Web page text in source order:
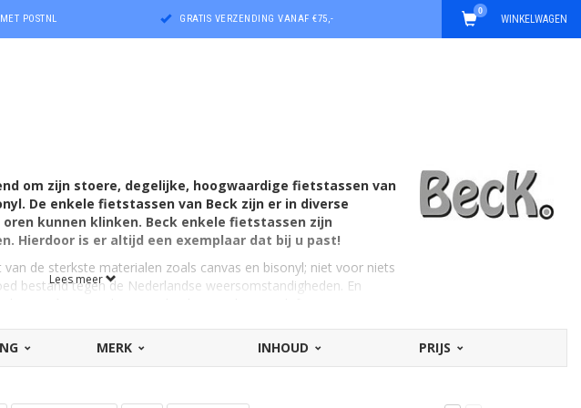
POSTNL GRATIS VERZENDING VANAF €75,- WINKELWAGEN
0
om zijn stoere, degelijke, hoogwaardige fietstassen van
De enkele fietstassen van Beck zijn er in diverse
kunnen klinken. Beck enkele fietstassen zijn
Hierdoor is er altijd een exemplaar dat bij u past!
de sterkste materialen zoals canvas en bisonyl; niet voor niets
bestand tegen de Nederlandse weersomstandigheden. En
fiets / e-bike. Graag alle producten van dit merk op Fietstas.com
Lees meer
MERK INHOUD PRIJS